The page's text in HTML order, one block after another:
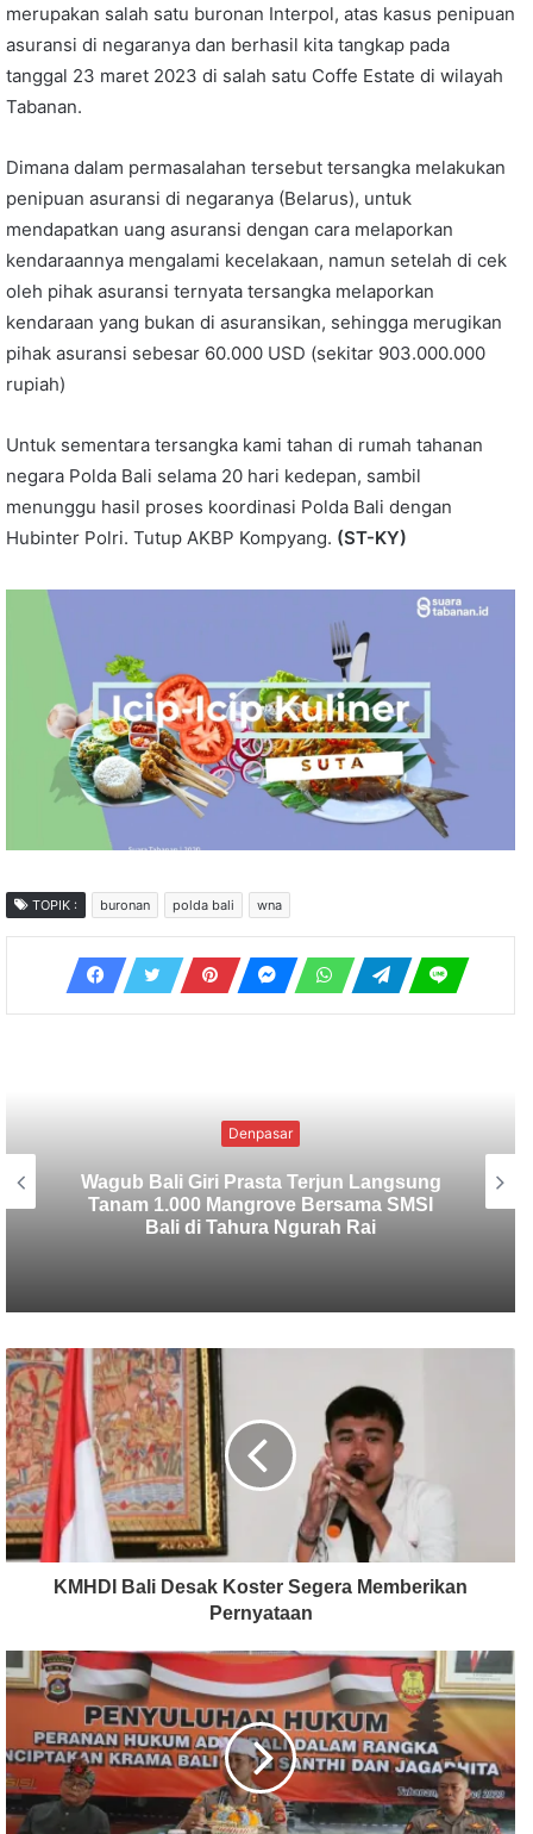
merupakan salah satu buronan Interpol, atas kasus penipuan
asuransi di negaranya dan berhasil kita tangkap pada
tanggal 23 maret 2023 di salah satu Coffe Estate di wilayah
Tabanan.
Dimana dalam permasalahan tersebut tersangka melakukan
penipuan asuransi di negaranya (Belarus), untuk
mendapatkan uang asuransi dengan cara melaporkan
kendaraannya mengalami kecelakaan, namun setelah di cek
oleh pihak asuransi ternyata tersangka melaporkan
kendaraan yang bukan di asuransikan, sehingga merugikan
pihak asuransi sebesar 60.000 USD (sekitar 903.000.000
rupiah)
Untuk sementara tersangka kami tahan di rumah tahanan
negara Polda Bali selama 20 hari kedepan, sambil
menunggu hasil proses koordinasi Polda Bali dengan
Hubinter Polri. Tutup AKBP Kompyang. (ST-KY)
TOPIK : buronan polda bali wna
Uncategorized
SMSI Bali Tanam 1.000 Mangrove di
Tahura Ngurah Rai dalam Rangka HPN
2026
KMHDI Bali Desak Koster Segera Memberikan
Pernyataan